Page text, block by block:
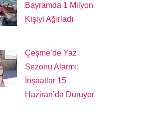
Bayramda 1 Milyon
Kişiyi Ağırladı
Çeşme’de Yaz
Sezonu Alarmı:
İnşaatlar 15
Haziran’da Duruyor